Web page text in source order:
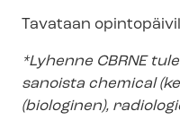
Tavataan
*Lyhenne CBRNE
sanoista chemical
(biologinen),